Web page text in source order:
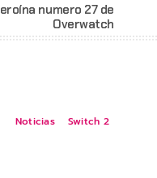
numero 27 de
Overwatch
Noticias Switch 2